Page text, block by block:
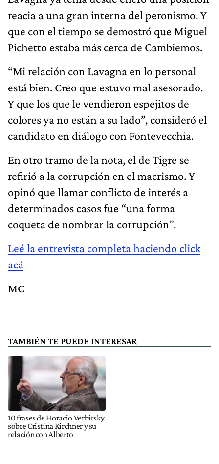
reacia a una gran interna del peronismo. Y
que con el tiempo se demostró que Miguel
Pichetto estaba más cerca de Cambiemos.
“Mi relación con Lavagna en lo personal
está bien. Creo que estuvo mal asesorado.
Y que los que le vendieron espejitos de
colores ya no están a su lado”, consideró el
candidato en diálogo con Fontevecchia.
En otro tramo de la nota, el de Tigre se
refirió a la corrupción en el macrismo. Y
opinó que llamar conflicto de interés a
determinados casos fue “una forma
coqueta de nombrar la corrupción”.
Leé la entrevista completa haciendo click
acá
MC
TAMBIÉN TE PUEDE INTERESAR
10 frases de Horacio Verbitsky
sobre Cristina Kirchner y su
relación con Alberto